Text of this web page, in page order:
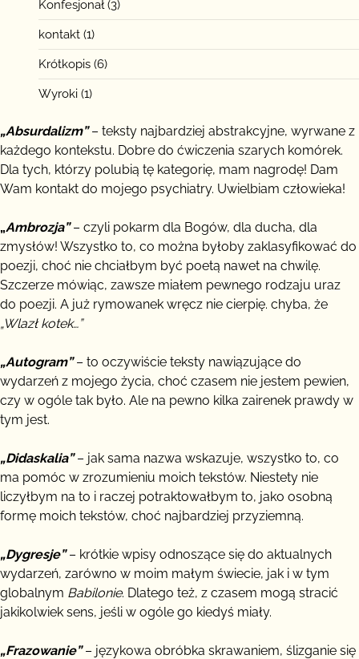
Konfesjonał(3)
kontakt (1)
Krótkopis (6)
Wyroki (1)
„Absurdalizm”– teksty najbardziej abstrakcyjne, wyrwane z
każdego kontekstu. Dobre do ćwiczenia szarych komórek.
Dla tych, którzy polubią tę kategorię, mam nagrodę! Dam
Wam kontakt do mojego psychiatry. Uwielbiam człowieka!
„Ambrozja”– czyli pokarm dla Bogów, dla ducha, dla
zmysłów! Wszystko to, co można byłoby zaklasyfikować do
poezji, choć nie chciałbym być poetą nawet na chwilę.
Szczerze mówiąc, zawsze miałem pewnego rodzaju uraz
do poezji. A już rymowanek wręcz nie cierpię. chyba, że
„Wlazł kotek…”
„Autogram”– to oczywiście teksty nawiązujące do
wydarzeń z mojego życia, choć czasem nie jestem pewien,
czy w ogóle tak było. Ale na pewno kilka zairenek prawdy w
tym jest.
„Didaskalia”– jak sama nazwa wskazuje, wszystko to, co
ma pomóc w zrozumieniu moich tekstów. Niestety nie
liczyłbym na to i raczej potraktowałbym to, jako osobną
formę moich tekstów, choć najbardziej przyziemną.
„Dygresje”– krótkie wpisy odnoszące się do aktualnych
wydarzeń, zarówno w moim małym świecie, jak i w tym
globalnym Babilonie. Dlatego też, z czasem mogą stracić
jakikolwiek sens, jeśli w ogóle go kiedyś miały.
„Frazowanie”– językowa obróbka skrawaniem, ślizganie się